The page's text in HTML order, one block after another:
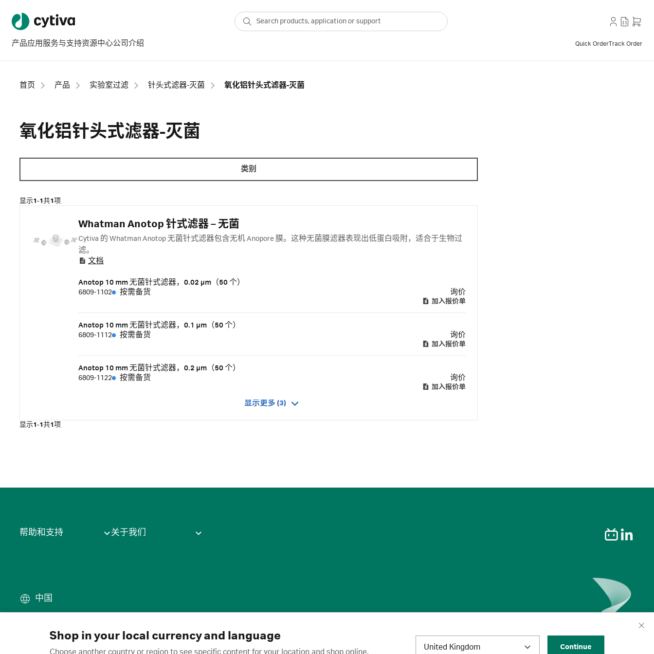
Shop in your local currency and language
Choose another country or region to see specific content for your location and shop online.
United Kingdom Continue
产品应用 服务与支持资源中心公司介绍 Quick OrderTrack Order
首页 产品 实验室过滤 针头式滤器-灭菌 氧化铝针头式滤器-灭菌
氧化铝针头式滤器-灭菌
类别
显示1-1 共1 项
Whatman Anotop 针式滤器 – 无菌
Cytiva 的 Whatman Anotop 无菌针式滤器包含无机 Anopore 膜。这种无菌膜滤器表现出低蛋白吸附，适合于生物过
滤。
文档
Anotop 10 mm 无菌针式滤器，0.02 µm（50 个）
6809-1102
按需备货 询价
加入报价单
Anotop 10 mm 无菌针式滤器，0.1 µm（50 个）
6809-1112
按需备货 询价
加入报价单
Anotop 10 mm 无菌针式滤器，0.2 µm（50 个）
6809-1122
按需备货 询价
加入报价单
显示更多 (3)
显示1-1 共1 项
帮助和支持 关于我们
中国
隐私政策 ·